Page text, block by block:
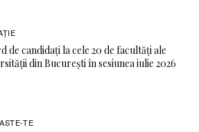
de candidați la cele 20 de facultăți ale
din București în sesiunea iulie 2026
TE